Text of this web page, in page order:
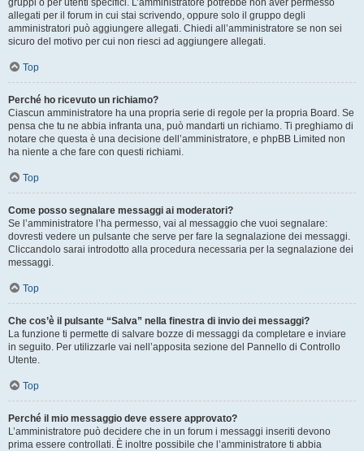
gruppi o per utenti specifici. L’amministratore potrebbe non aver permesso
allegati per il forum in cui stai scrivendo, oppure solo il gruppo degli
amministratori può aggiungere allegati. Chiedi all’amministratore se non sei
sicuro del motivo per cui non riesci ad aggiungere allegati.
Top
Perché ho ricevuto un richiamo?
Ciascun amministratore ha una propria serie di regole per la propria Board. Se
pensa che tu ne abbia infranta una, può mandarti un richiamo. Ti preghiamo di
notare che questa è una decisione dell’amministratore, e phpBB Limited non
ha niente a che fare con questi richiami.
Top
Come posso segnalare messaggi ai moderatori?
Se l’amministratore l’ha permesso, vai al messaggio che vuoi segnalare:
dovresti vedere un pulsante che serve per fare la segnalazione dei messaggi.
Cliccandolo sarai introdotto alla procedura necessaria per la segnalazione dei
messaggi.
Top
Che cos’è il pulsante “Salva” nella finestra di invio dei messaggi?
La funzione ti permette di salvare bozze di messaggi da completare e inviare
in seguito. Per utilizzarle vai nell’apposita sezione del Pannello di Controllo
Utente.
Top
Perché il mio messaggio deve essere approvato?
L’amministratore può decidere che in un forum i messaggi inseriti devono
prima essere controllati. È inoltre possibile che l’amministratore ti abbia